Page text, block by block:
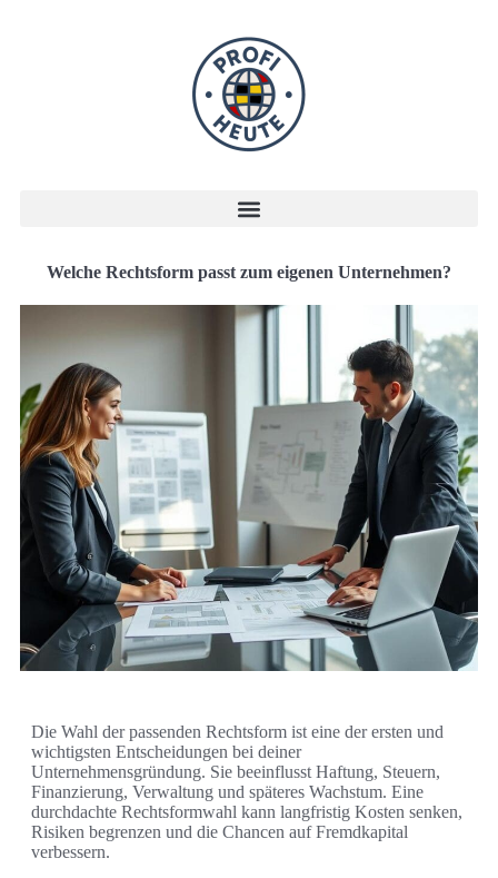
Welche Rechtsform passt zum eigenen Unternehmen?
Die Wahl der passenden Rechtsform ist eine der ersten und
wichtigsten Entscheidungen bei deiner
Unternehmensgründung. Sie beeinflusst Haftung, Steuern,
Finanzierung, Verwaltung und späteres Wachstum. Eine
durchdachte Rechtsformwahl kann langfristig Kosten senken,
Risiken begrenzen und die Chancen auf Fremdkapital
verbessern.